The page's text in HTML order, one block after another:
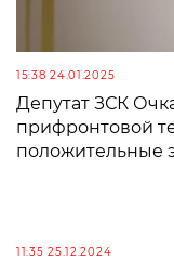
15:38 24.01.2025
Депутат ЗСК
прифронтовой
положительные
11:35 25.12.2024